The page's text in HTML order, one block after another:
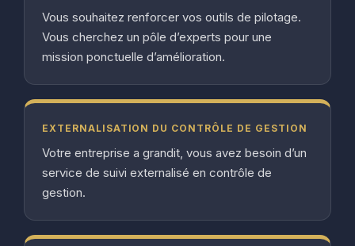
Vous souhaitez renforcer vos outils de pilotage.
Vous cherchez un pôle d’experts pour une
mission ponctuelle d’amélioration.
EXTERNALISATION DU CONTRÔLE DE GESTION
Votre entreprise a grandit, vous avez besoin d’un
service de suivi externalisé en contrôle de
gestion.